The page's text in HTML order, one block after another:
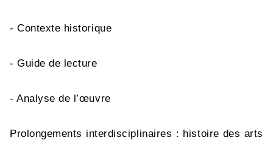
- Contexte historique
- Guide de lecture
- Analyse de l’œuvre
Prolongements interdisciplinaires : histoire des arts